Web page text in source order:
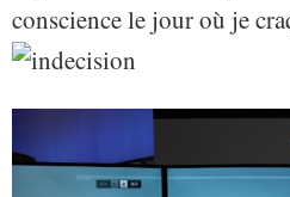
conscience le jour où je